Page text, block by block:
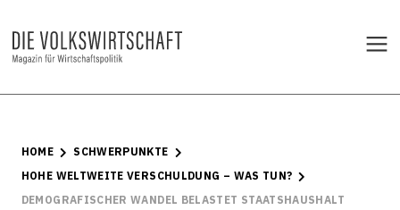
HOME
SCHWERPUNKTE
HOHE WELTWEITE VERSCHULDUNG – WAS TUN?
DEMOGRAFISCHER WANDEL BELASTET STAATSHAUSHALT